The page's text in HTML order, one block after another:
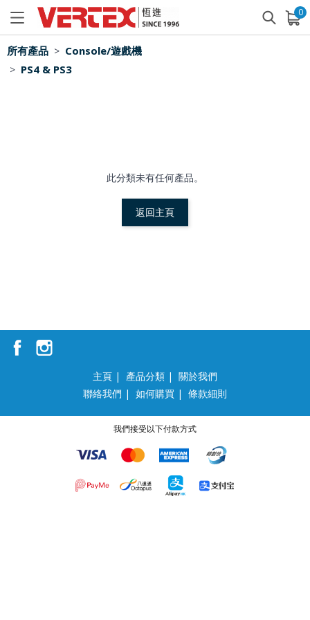
0
已加入購物車 查看
所有產品 > Console/遊戲機
> PS4 & PS3
此分類未有任何產品。
返回主頁
主頁 | 產品分類 | 關於我們
聯絡我們 | 如何購買 | 條款細則
我們接受以下付款方式